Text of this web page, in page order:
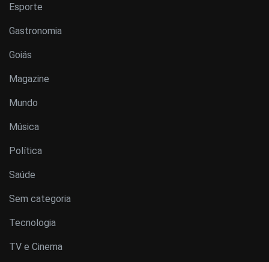
Esporte
Gastronomia
Goiás
Magazine
Mundo
Música
Política
Saúde
Sem categoria
Tecnologia
TV e Cinema